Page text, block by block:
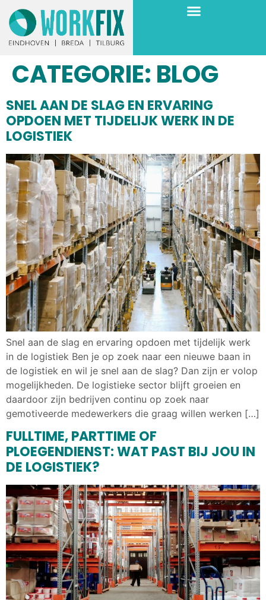
CATEGORIE: BLOG
SNEL AAN DE SLAG EN ERVARING
OPDOEN MET TIJDELIJK WERK IN DE
LOGISTIEK
Snel aan de slag en ervaring opdoen met tijdelijk werk
in de logistiek Ben je op zoek naar een nieuwe baan in
de logistiek en wil je snel aan de slag? Dan zijn er volop
mogelijkheden. De logistieke sector blijft groeien en
daardoor zijn bedrijven continu op zoek naar
gemotiveerde medewerkers die graag willen werken […]
FULLTIME, PARTTIME OF
PLOEGENDIENST: WAT PAST BIJ JOU IN
DE LOGISTIEK?